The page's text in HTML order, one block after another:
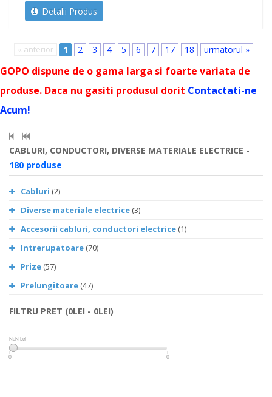
Detalii Produs
« anterior 1 2 3 4 5 6 7 17 18 urmatorul »
GOPO dispune de o gama larga si foarte variata de
produse. Daca nu gasiti produsul dorit Contactati-ne
Acum!
CABLURI, CONDUCTORI, DIVERSE MATERIALE ELECTRICE -
180 produse
Cabluri (2)
Diverse materiale electrice (3)
Accesorii cabluri, conductori electrice (1)
Intrerupatoare (70)
Prize (57)
Prelungitoare (47)
FILTRU PRET (0LEI - 0LEI)
NaN Lei
NaN Lei
0 0